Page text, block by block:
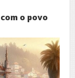
o povo